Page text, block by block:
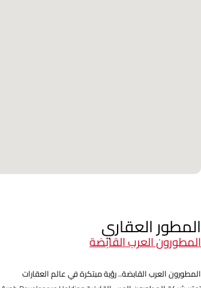
المطور العقاري
المطورون العرب القابضة
المطورون العرب القابضة.. رؤية مبتكرة في عالم العقارات